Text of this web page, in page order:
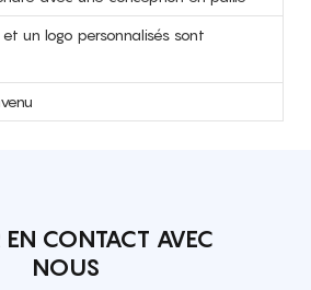
un logo personnalisés sont
EN CONTACT AVEC
NOUS